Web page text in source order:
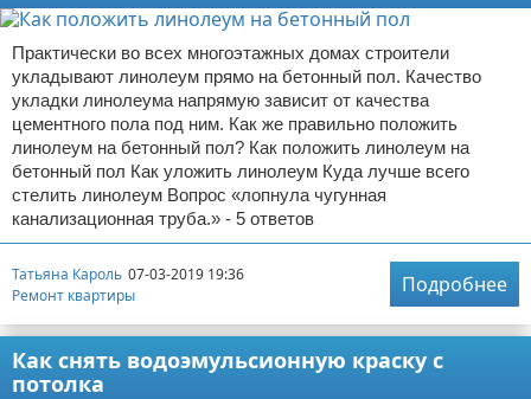
Практически во всех многоэтажных домах строители
укладывают линолеум прямо на бетонный пол. Качество
укладки линолеума напрямую зависит от качества
цементного пола под ним. Как же правильно положить
линолеум на бетонный пол? Как положить линолеум на
бетонный пол Как уложить линолеум Куда лучше всего
стелить линолеум Вопрос «лопнула чугунная
канализационная труба.» - 5 ответов
Татьяна Кароль 07-03-2019 19:36
Ремонт квартиры
Подробнее
Как снять водоэмульсионную краску с
потолка